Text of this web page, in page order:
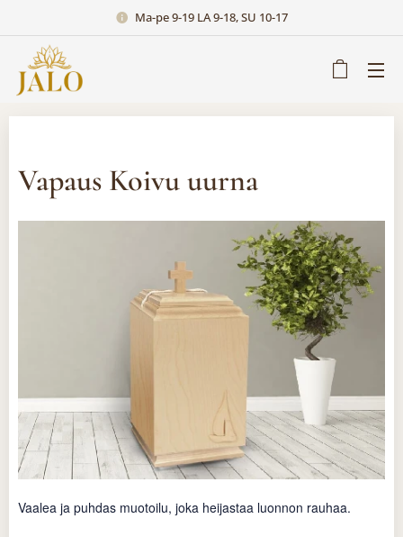
Ma-pe 9-19 LA 9-18, SU 10-17
Vapaus Koivu uurna
Vaalea ja puhdas muotoilu, joka heijastaa luonnon rauhaa.